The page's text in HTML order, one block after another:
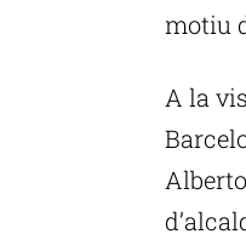
motiu
A la